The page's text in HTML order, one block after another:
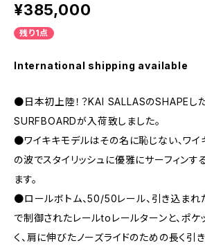
¥385,000
残り1点
International shipping available
●日本初上陸！？KAI SALLASのSHAPEし
SURFBOARDが入荷致しました。
●ワイキキモデルはその名に恥じない、ワイ
の波でスタイリッシュに優雅にサーフィンす
ます。
●ロールボトム、50/50レール、引き込まれ
で制御されたレールtoレールターンと、ポケ
く、肩に伸びたノーズライドのための長く引